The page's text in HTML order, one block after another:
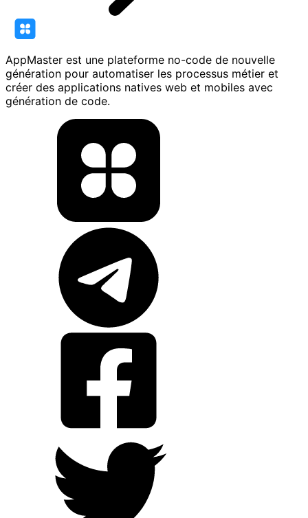
AppMaster est une plateforme no-code de nouvelle
génération pour automatiser les processus métier et
créer des applications natives web et mobiles avec
génération de code.